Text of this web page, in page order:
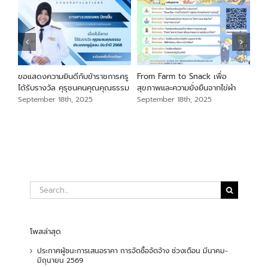
ขอแสดงความยินดีกับข้าราชการครู
ได้รับรางวัล คุรุชนคนคุณคุณธรรม
September 18th, 2025
From Farm to Snack เพื่อ
สุขภาพและความยั่งยืนจากไข่ผำ
September 18th, 2025
Search
for:
โพสล่าสุด
ประกาศผู้ชนะการเสนอราคา การจัดซื้อจัดจ้าง ช่วงเดือน มีนาคม-
มิถุนายน 2569